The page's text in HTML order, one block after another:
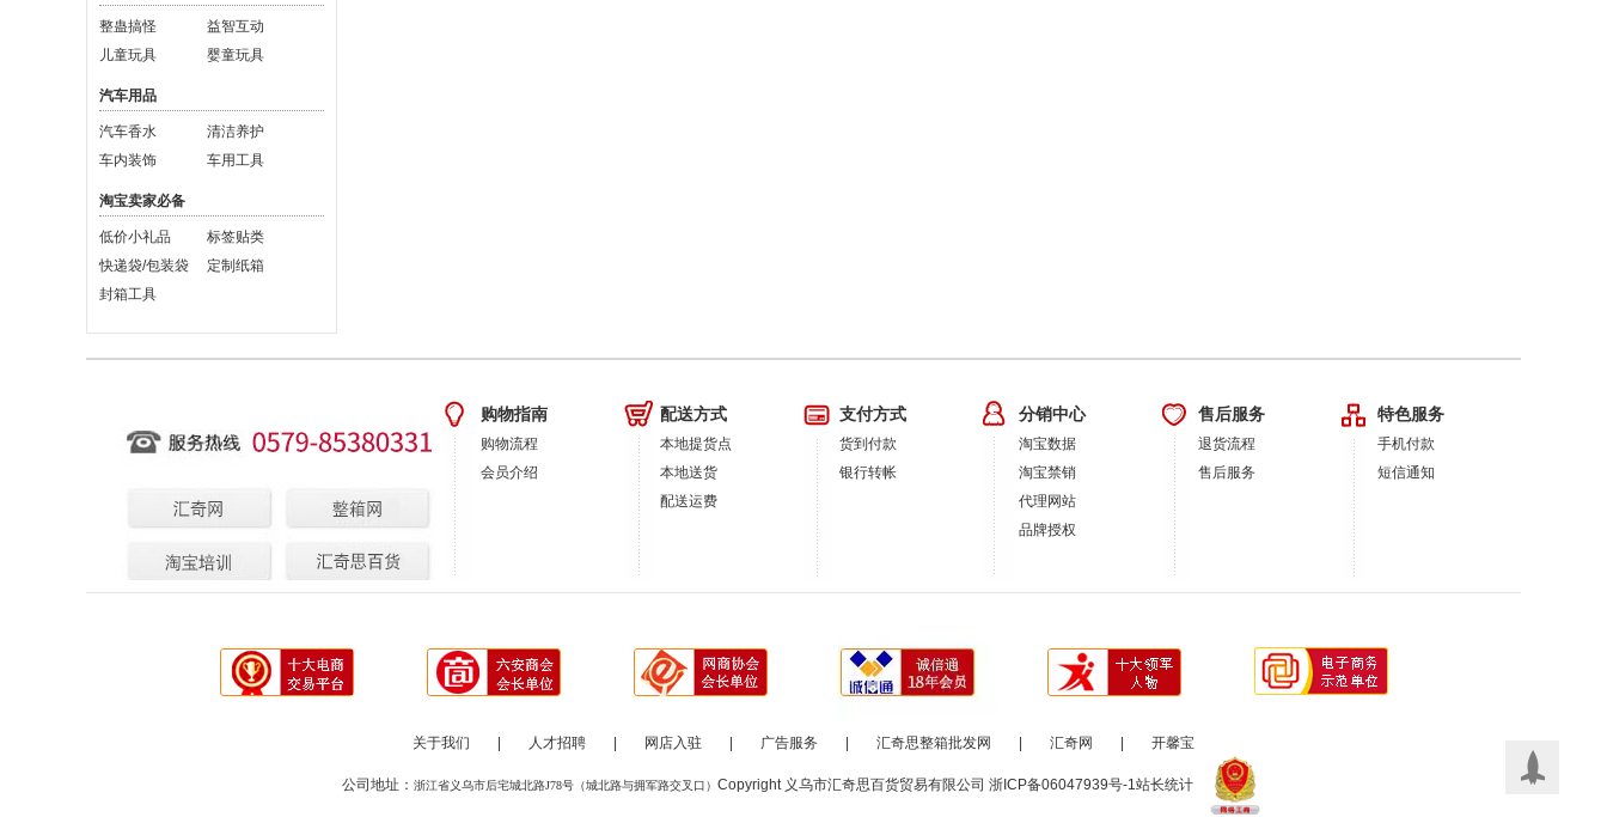
整蛊搞怪
益智互动
儿童玩具
婴童玩具
汽车用品
汽车香水
清洁养护
车内装饰
车用工具
淘宝卖家必备
低价小礼品
标签贴类
快递袋/包装袋
定制纸箱
封箱工具
购物指南
购物流程
会员介绍
配送方式
本地提货点
本地送货
配送运费
支付方式
货到付款
银行转帐
分销中心
淘宝数据
淘宝禁销
代理网站
品牌授权
售后服务
退货流程
售后服务
特色服务
手机付款
短信通知
关于我们 人才招聘 网店入驻 广告服务 汇奇思整箱批发网 汇奇网 开馨宝
公司地址： 浙江省义乌市后宅城北路J78号（城北路与拥军路交叉口） Copyright 义乌市汇奇思百货贸易有限公司 浙ICP备06047939号-1站长统计